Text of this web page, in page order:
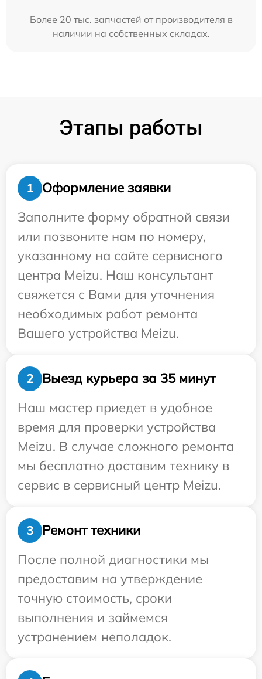
Более 20 тыс. запчастей от производителя в
наличии на собственных складах.
Этапы работы
1
Оформление заявки
Заполните форму обратной связи
или позвоните нам по номеру,
указанному на сайте сервисного
центра Meizu. Наш консультант
свяжется с Вами для уточнения
необходимых работ ремонта
Вашего устройства Meizu.
2
Выезд курьера за 35 минут
Наш мастер приедет в удобное
время для проверки устройства
Meizu. В случае сложного ремонта
мы бесплатно доставим технику в
сервис в сервисный центр Meizu.
3
Ремонт техники
После полной диагностики мы
предоставим на утверждение
точную стоимость, сроки
выполнения и займемся
устранением неполадок.